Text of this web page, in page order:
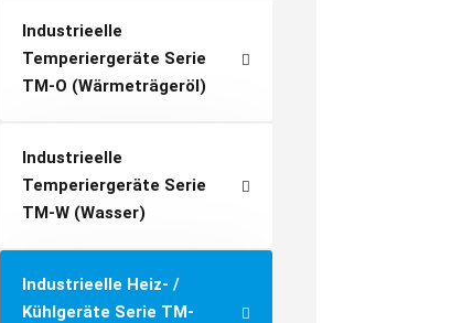
Industrieelle
Temperiergeräte Serie
TM-O (Wärmeträgeröl)
Industrieelle
Temperiergeräte Serie
TM-W (Wasser)
Industrieelle Heiz- /
Kühlgeräte Serie TM-